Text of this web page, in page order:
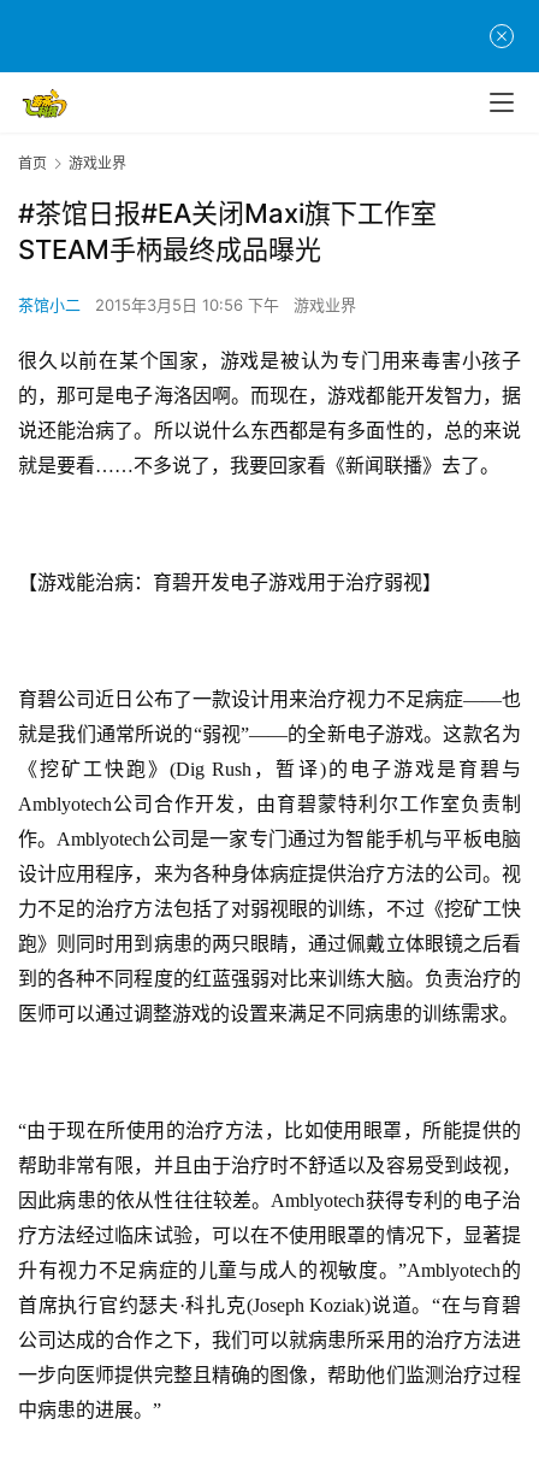
首页 游戏业界
#茶馆日报#EA关闭Maxi旗下工作室
STEAM手柄最终成品曝光
茶馆小二 2015年3月5日 10:56 下午 游戏业界
很久以前在某个国家，游戏是被认为专门用来毒害小孩子
的，那可是电子海洛因啊。而现在，游戏都能开发智力，据
说还能治病了。所以说什么东西都是有多面性的，总的来说
就是要看……不多说了，我要回家看《新闻联播》去了。
【游戏能治病：育碧开发电子游戏用于治疗弱视】
育碧公司近日公布了一款设计用来治疗视力不足病症——也
就是我们通常所说的“弱视”——的全新电子游戏。这款名为
《挖矿工快跑》(Dig Rush，暂译)的电子游戏是育碧与
Amblyotech公司合作开发，由育碧蒙特利尔工作室负责制
作。Amblyotech公司是一家专门通过为智能手机与平板电脑
设计应用程序，来为各种身体病症提供治疗方法的公司。视
力不足的治疗方法包括了对弱视眼的训练，不过《挖矿工快
跑》则同时用到病患的两只眼睛，通过佩戴立体眼镜之后看
到的各种不同程度的红蓝强弱对比来训练大脑。负责治疗的
医师可以通过调整游戏的设置来满足不同病患的训练需求。
“由于现在所使用的治疗方法，比如使用眼罩，所能提供的
帮助非常有限，并且由于治疗时不舒适以及容易受到歧视，
因此病患的依从性往往较差。Amblyotech获得专利的电子治
疗方法经过临床试验，可以在不使用眼罩的情况下，显著提
升有视力不足病症的儿童与成人的视敏度。”Amblyotech的
首席执行官约瑟夫·科扎克(Joseph Koziak)说道。“在与育碧
公司达成的合作之下，我们可以就病患所采用的治疗方法进
一步向医师提供完整且精确的图像，帮助他们监测治疗过程
中病患的进展。”